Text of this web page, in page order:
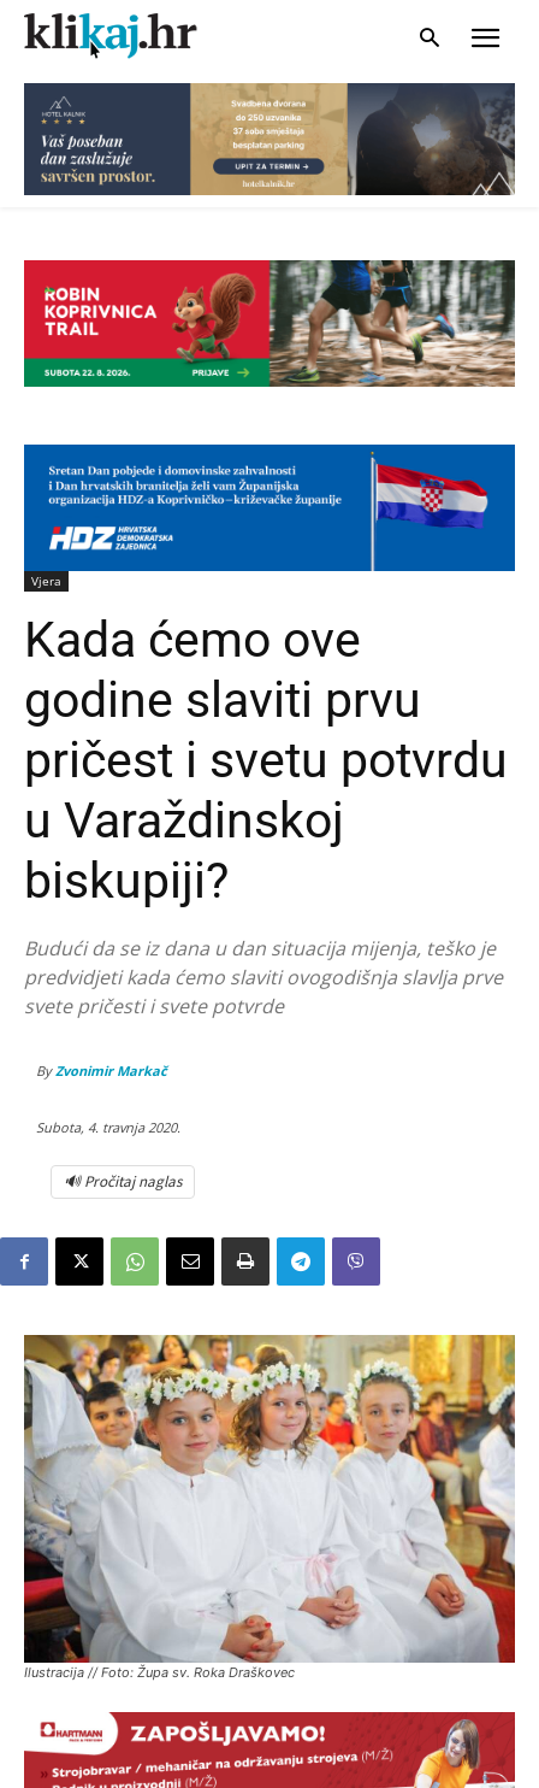
Vjera
Kada ćemo ove
godine slaviti prvu
pričest i svetu potvrdu
u Varaždinskoj
biskupiji?
Budući da se iz dana u dan situacija mijenja, teško je
predvidjeti kada ćemo slaviti ovogodišnja slavlja prve
svete pričesti i svete potvrde
By Zvonimir Markač
Subota, 4. travnja 2020.
🔊 Pročitaj naglas
Ilustracija // Foto: Župa sv. Roka Draškovec